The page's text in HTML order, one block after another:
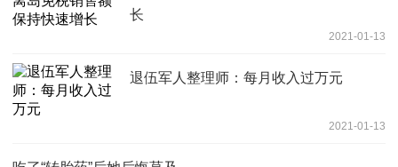
长
2021-01-13
退伍军人整理师：每月收入过万元
2021-01-13